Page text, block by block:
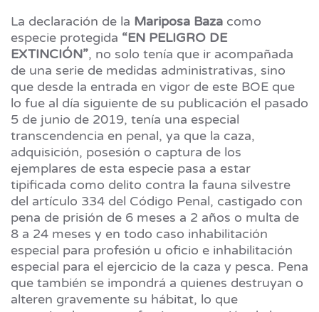
La declaración de la Mariposa Baza como
especie protegida “EN PELIGRO DE
EXTINCIÓN”, no solo tenía que ir acompañada
de una serie de medidas administrativas, sino
que desde la entrada en vigor de este BOE que
lo fue al día siguiente de su publicación el pasado
5 de junio de 2019, tenía una especial
transcendencia en penal, ya que la caza,
adquisición, posesión o captura de los
ejemplares de esta especie pasa a estar
tipificada como delito contra la fauna silvestre
del artículo 334 del Código Penal, castigado con
pena de prisión de 6 meses a 2 años o multa de
8 a 24 meses y en todo caso inhabilitación
especial para profesión u oficio e inhabilitación
especial para el ejercicio de la caza y pesca. Pena
que también se impondrá a quienes destruyan o
alteren gravemente su hábitat, lo que